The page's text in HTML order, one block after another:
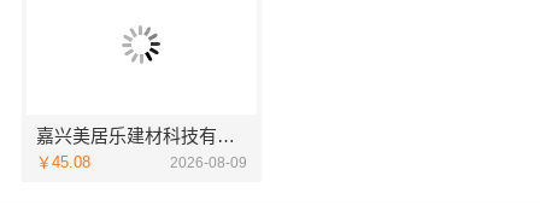
嘉兴美居乐建材科技有限公司-家庭装潢透明报价电话
￥45.08 2026-08-09